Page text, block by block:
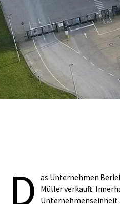
D as Unternehmen
Müller verkauft.
Unternehmenseinheit